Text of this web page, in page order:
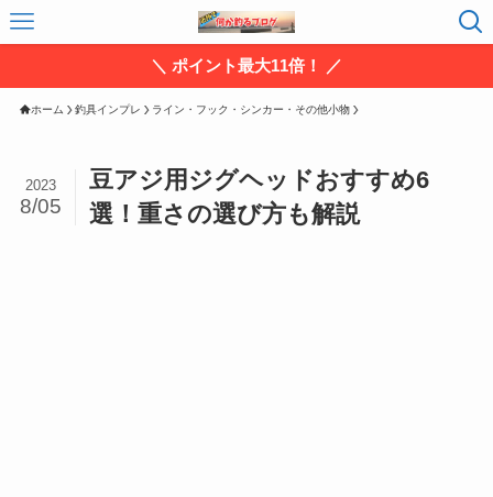
＼ ポイント最大11倍！ ／
ホーム 釣具インプレ ライン・フック・シンカー・その他小物
豆アジ用ジグヘッドおすすめ6
選！重さの選び方も解説
2023
8/05